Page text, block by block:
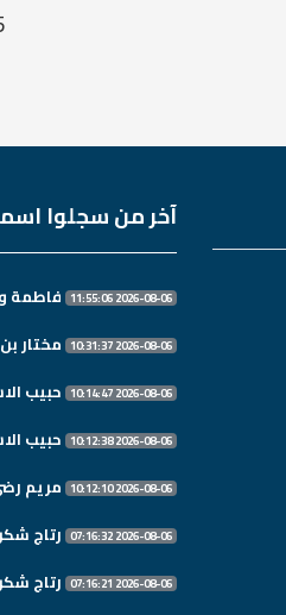
آخر من سجلوا
2026-08-06 11:55:06 فاطمة
2026-08-06 10:31:37 مختار
2026-08-06 10:14:47 حبيب
2026-08-06 10:12:38 حبيب
2026-08-06 10:12:10 مريم
2026-08-06 07:16:32 رتاج
2026-08-06 07:16:21 رتاج